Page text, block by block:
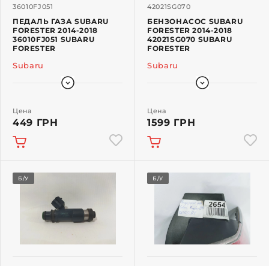
36010FJ051
ПЕДАЛЬ ГАЗА SUBARU
FORESTER 2014-2018
36010FJ051 SUBARU
FORESTER
Subaru
Цена
449 ГРН
42021SG070
БЕНЗОНАСОС SUBARU
FORESTER 2014-2018
42021SG070 SUBARU
FORESTER
Subaru
Цена
1599 ГРН
Б/У Б/У